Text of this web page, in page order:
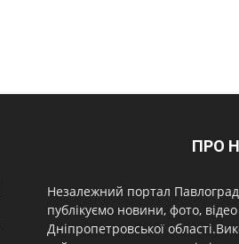
ПРО
Незалежний портал
публікуємо новини, фото,
Дніпропетровської